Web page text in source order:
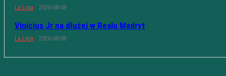
La Liga 2026-08-08
Vinicius Jr na dłużej w Realu Madryt
La Liga 2026-08-08